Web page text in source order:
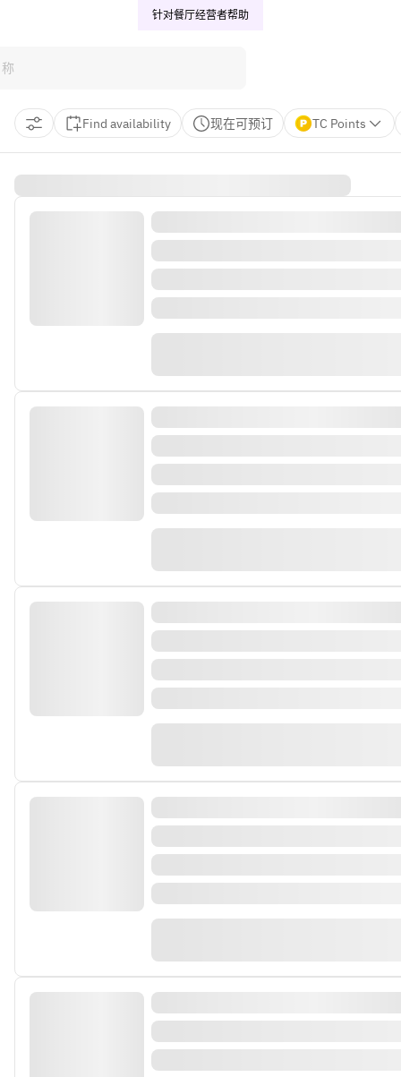
针对餐厅经营者帮助
Find availability 现在可预订 TC Points